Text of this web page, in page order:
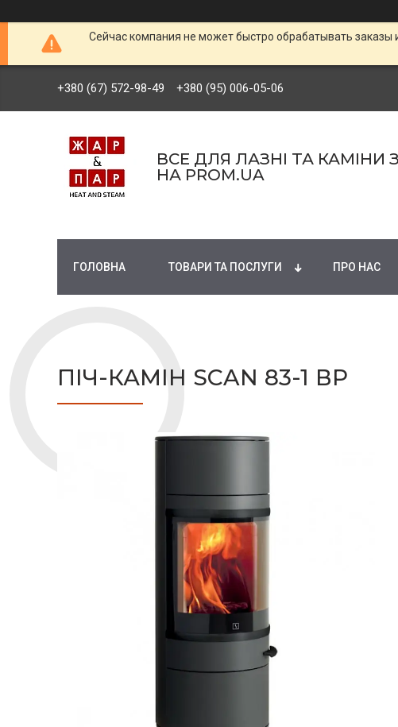
Сейчас компания не может быстро обрабатывать
+380 (67) 572-98-49 +380 (95) 006-05-06
ВСЕ ДЛЯ ЛАЗНІ ТА
НА PROM.UA
ГОЛОВНА ТОВАРИ ТА ПОСЛУГИ ПРО НАС
ПІЧ-КАМІН SCAN 83-1 ВР